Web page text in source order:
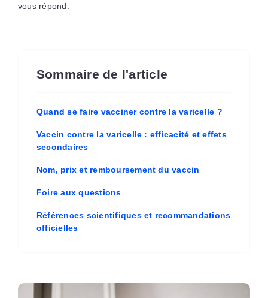
vous répond.
Sommaire de l'article
Quand se faire vacciner contre la varicelle ?
Vaccin contre la varicelle : efficacité et effets
secondaires
Nom, prix et remboursement du vaccin
Foire aux questions
Références scientifiques et recommandations
officielles